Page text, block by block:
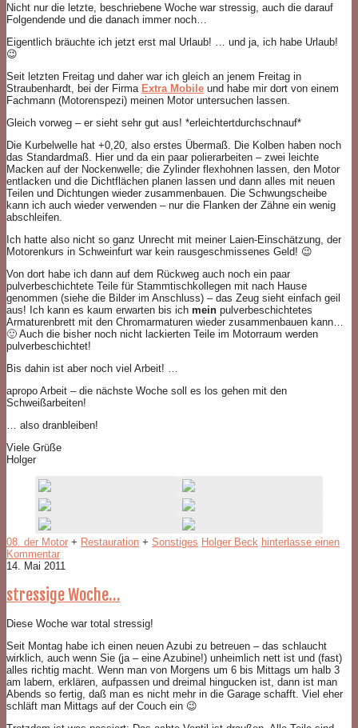
Nicht nur die letzte, beschriebene Woche war stressig, auch die darauf
Folgendende und die danach immer noch…
Eigentlich bräuchte ich jetzt erst mal Urlaub! … und ja, ich habe Urlaub!
😉
Seit letzten Freitag und daher war ich gleich an jenem Freitag in
Straubenhardt, bei der Firma Extra Mobile und habe mir dort von einem
Fachmann (Motorenspezi) meinen Motor untersuchen lassen.
Gleich vorweg – er sieht sehr gut aus! *erleichtertdurchschnauf*
Die Kurbelwelle hat +0,20, also erstes Übermaß. Die Kolben haben noch
das Standardmaß. Hier und da ein paar polierarbeiten – zwei leichte
Macken auf der Nockenwelle; die Zylinder flexhohnen lassen, den Motor
entlacken und die Dichtflächen planen lassen und dann alles mit neuen
Teilen und Dichtungen wieder zusammenbauen. Die Schwungscheibe
kann ich auch wieder verwenden – nur die Flanken der Zähne ein wenig
abschleifen.
Ich hatte also nicht so ganz Unrecht mit meiner Laien-Einschätzung, der
Motorenkurs in Schweinfurt war kein rausgeschmissenes Geld! 😉
Von dort habe ich dann auf dem Rückweg auch noch ein paar
pulverbeschichtete Teile für Stammtischkollegen mit nach Hause
genommen (siehe die Bilder im Anschluss) – das Zeug sieht einfach geil
aus! Ich kann es kaum erwarten bis ich mein pulverbeschichtetes
Armaturenbrett mit den Chromarmaturen wieder zusammenbauen kann…
🙂 Auch die bisher noch nicht lackierten Teile im Motorraum werden
pulverbeschichtet!
Bis dahin ist aber noch viel Arbeit! …
apropo Arbeit – die nächste Woche soll es los gehen mit den
Schweißarbeiten!
… also dranbleiben!
Viele Grüße
Holger
08. der Motor + Restauration + Sonstiges Holger Beck hinterlasse einen
Kommentar
14. Mai 2011
stressige Woche…
Diese Woche war total stressig!
Seit Montag habe ich einen neuen Azubi zu betreuen – das schlaucht
wirklich, auch wenn Sie (ja – eine Azubine!) unheimlich nett ist und (fast)
alles richtig macht. Wenn man von Morgens um 6 bis Mittags um halb 3
am labern, erklären, aufpassen und dreimal hingucken ist, dann ist man
Abends so fertig, daß man es nicht mehr in die Garage schafft. Viel eher
schläft man Mittags auf der Couch ein 😉